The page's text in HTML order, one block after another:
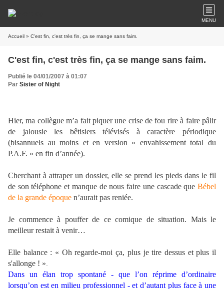
MENU
Accueil » C'est fin, c'est très fin, ça se mange sans faim.
C'est fin, c'est très fin, ça se mange sans faim.
Publié le 04/01/2007 à 01:07
Par Sister of Night
Hier, ma collègue m’a fait piquer une crise de fou rire à faire pâlir
de jalousie les bêtisiers télévisés à caractère périodique
(bisannuels au moins et en version « envahissement total du
P.A.F. » en fin d’année).
Cherchant à attraper un dossier, elle se prend les pieds dans le fil
de son téléphone et manque de nous faire une cascade que Bébel
de la grande époque n’aurait pas reniée.
Je commence à pouffer de ce comique de situation. Mais le
meilleur restait à venir…
Elle balance : « Oh regarde-moi ça, plus je tire dessus et plus il
s'allonge ! »
Dans un élan trop spontané - que l’on réprime d’ordinaire
lorsqu’on est en milieu professionnel - et d’autant plus face à une